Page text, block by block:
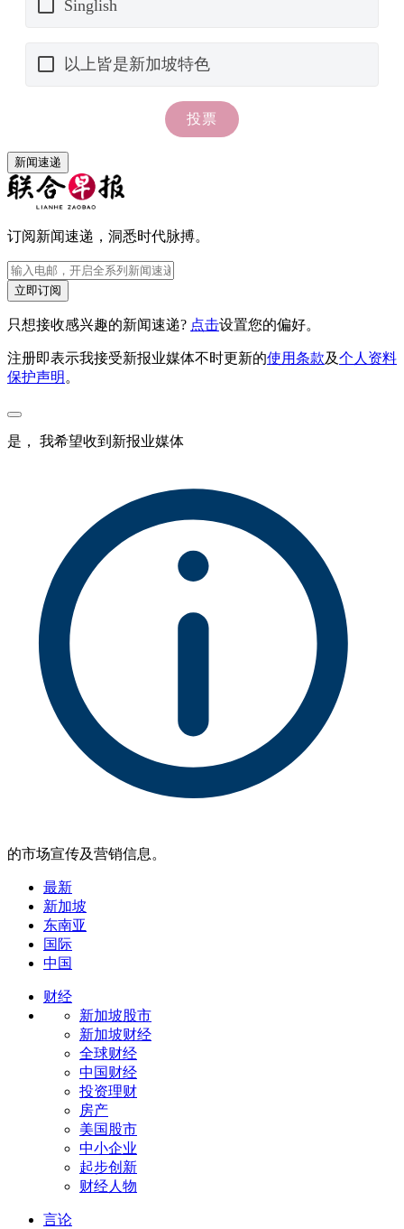
新闻速递
订阅新闻速递，洞悉时代脉搏。
立即订阅
只想接收感兴趣的新闻速递? 点击设置您的偏好。
注册即表示我接受新报业媒体不时更新的使用条款及个人资料
保护声明 。
是， 我希望收到新报业媒体
的市场宣传及营销信息。
最新
新加坡
东南亚
国际
中国
财经
新加坡股市
新加坡财经
全球财经
中国财经
投资理财
房产
美国股市
中小企业
起步创新
财经人物
言论